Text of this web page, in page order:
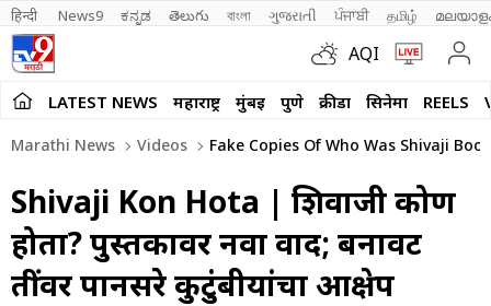
हिन्दी News9 ಕನ್ನಡ తెలుగు বাংলা ગુજરાતી ਪੰਜਾਬੀ தமிழ்
AQI
LATEST NEWS महाराष्ट्र मुंबई पुणे क्रीडा सिनेमा REELS
Marathi News Videos Fake Copies Of Who Was Shivaji
Shivaji Kon Hota | शिवाजी कोण
होता? पुस्तकावर नवा वाद; बनावट
प्रतींवर पानसरे कुटुंबीयांचा आक्षेप